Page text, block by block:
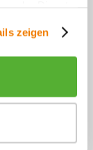
zeigen
- 16:00 Uhr
- 13:00 Uhr